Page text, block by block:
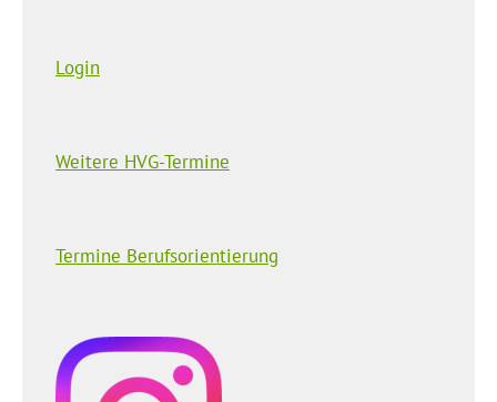
Login
Weitere HVG-Termine
Termine Berufsorientierung